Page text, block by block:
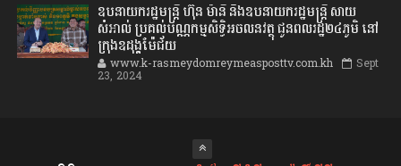
ឧបនាយករដ្ឋមន្ដ្រី ហ៊ុន ម៉ានី និងឧបនាយករដ្ឋមន្ដ្រី សាយ
សំអាល់ ប្រគល់បណ្ណកម្មសិទ្ធិអចលនវត្ថុ ជូនពលរដ្ឋ២៤ភូមិ នៅ
ក្រុងឧដុង្គម៉ែជ័យ
www.k-rasmeydomreymeasposttv.com.kh Sept
23, 2024